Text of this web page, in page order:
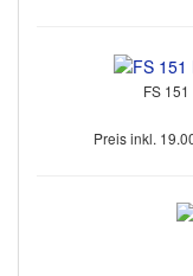
FS
Preis inkl.